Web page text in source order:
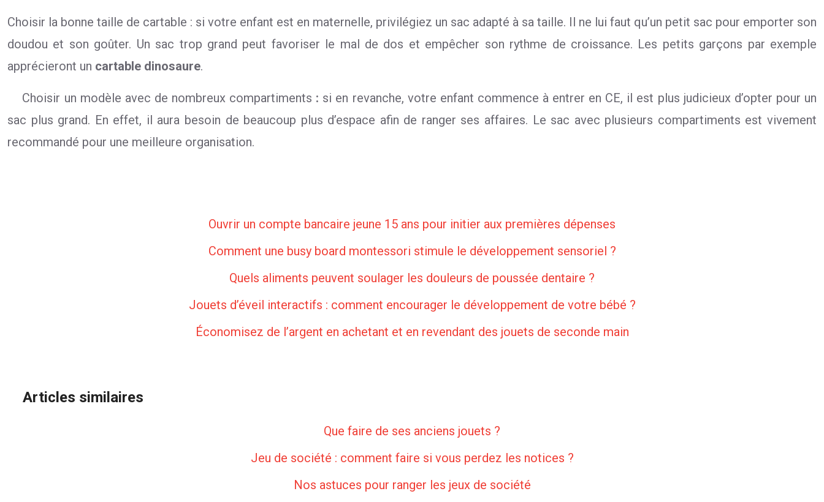
Choisir la bonne taille de cartable : si votre enfant est en maternelle, privilégiez un sac adapté à sa taille. Il ne lui faut qu’un petit sac pour emporter son
doudou et son goûter. Un sac trop grand peut favoriser le mal de dos et empêcher son rythme de croissance. Les petits garçons par exemple
apprécieront un cartable dinosaure.
Choisir un modèle avec de nombreux compartiments : si en revanche, votre enfant commence à entrer en CE, il est plus judicieux d’opter pour un
sac plus grand. En effet, il aura besoin de beaucoup plus d’espace afin de ranger ses affaires. Le sac avec plusieurs compartiments est vivement
recommandé pour une meilleure organisation.
Ouvrir un compte bancaire jeune 15 ans pour initier aux premières dépenses
Comment une busy board montessori stimule le développement sensoriel ?
Quels aliments peuvent soulager les douleurs de poussée dentaire ?
Jouets d’éveil interactifs : comment encourager le développement de votre bébé ?
Économisez de l’argent en achetant et en revendant des jouets de seconde main
Articles similaires
Que faire de ses anciens jouets ?
Jeu de société : comment faire si vous perdez les notices ?
Nos astuces pour ranger les jeux de société